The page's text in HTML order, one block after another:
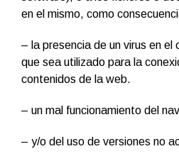
en el mismo, como
– la presencia de un virus en el
que sea utilizado para la
contenidos de la web.
– un mal funcionamiento del
– y/o del uso de versiones no